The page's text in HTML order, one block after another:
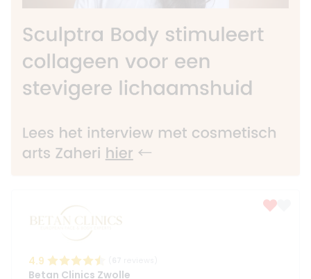
4.9
Betan Clinics Zwolle